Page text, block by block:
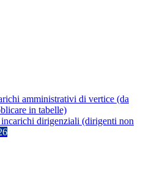
amministrativi di vertice (da
in tabelle)
dirigenziali (dirigenti non